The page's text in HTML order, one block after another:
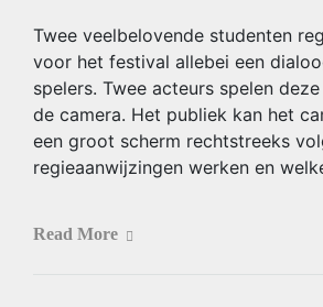
Twee veelbelovende studenten
voor het festival allebei een
spelers. Twee acteurs spelen
de camera. Het publiek kan het
een groot scherm rechtstreeks
regieaanwijzingen werken en
Read More